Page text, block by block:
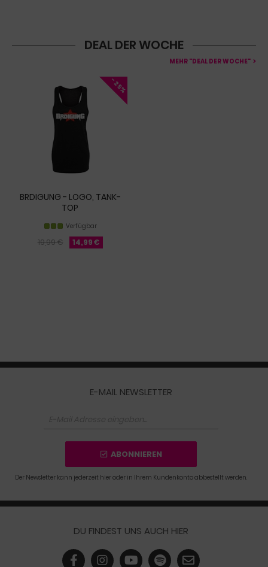
DEAL DER WOCHE
MEHR "DEAL DER WOCHE"
BRDIGUNG - LOGO, TANK-
TOP
Verfügbar
19,99 € 14,99 €
- 25%
E-MAIL NEWSLETTER
ABONNIEREN
Der Newsletter kann jederzeit hier oder in Ihrem Kundenkonto abbestellt werden.
DU FINDEST UNS AUCH HIER